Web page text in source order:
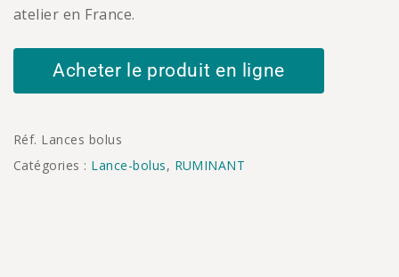
atelier en France.
Acheter le produit en ligne
Réf. Lances bolus
Catégories : Lance-bolus, RUMINANT